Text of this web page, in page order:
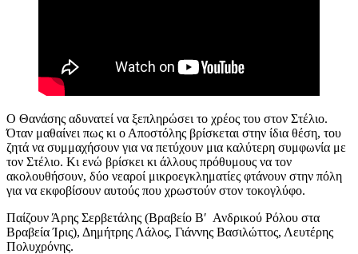
Ο Θανάσης αδυνατεί να ξεπληρώσει το χρέος του στον Στέλιο.
Όταν μαθαίνει πως κι ο Αποστόλης βρίσκεται στην ίδια θέση, του
ζητά να συμμαχήσουν για να πετύχουν μια καλύτερη συμφωνία με
τον Στέλιο. Κι ενώ βρίσκει κι άλλους πρόθυμους να τον
ακολουθήσουν, δύο νεαροί μικροεγκληματίες φτάνουν στην πόλη
για να εκφοβίσουν αυτούς που χρωστούν στον τοκογλύφο.
Παίζουν Άρης Σερβετάλης (Βραβείο Β′ Ανδρικού Ρόλου στα
Βραβεία Ίρις), Δημήτρης Λάλος, Γιάννης Βασιλώττος, Λευτέρης
Πολυχρόνης.